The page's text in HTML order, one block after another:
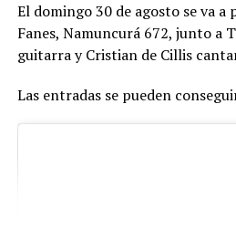
El domingo 30 de agosto se va a
Fanes, Namuncurá 672, junto a
guitarra y Cristian de Cillis
Las entradas se pueden